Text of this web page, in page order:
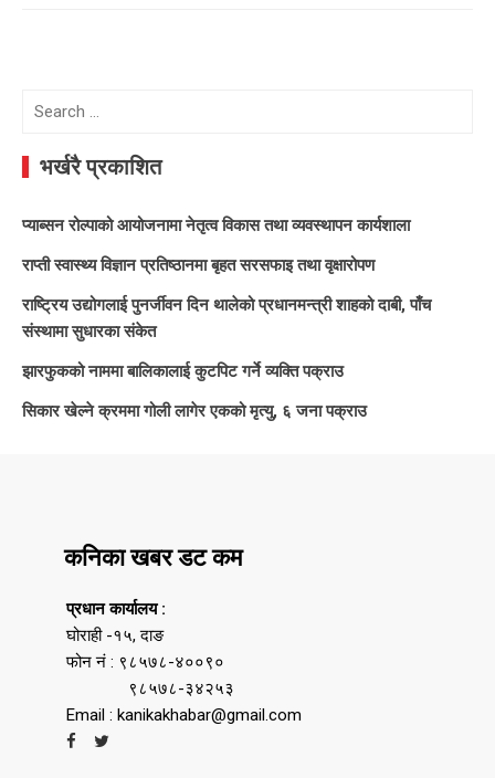
Search
भर्खरै प्रकाशित
प्याब्सन रोल्पाको आयोजनामा नेतृत्व विकास तथा व्यवस्थापन कार्यशाला
राप्ती स्वास्थ्य विज्ञान प्रतिष्ठानमा बृहत सरसफाइ तथा वृक्षारोपण
राष्ट्रिय उद्योगलाई पुनर्जीवन दिन थालेको प्रधानमन्त्री शाहको दाबी, पाँच
संस्थामा सुधारका संकेत
झारफुकको नाममा बालिकालाई कुटपिट गर्ने व्यक्ति पक्राउ
सिकार खेल्ने क्रममा गोली लागेर एकको मृत्यु, ६ जना पक्राउ
कनिका खबर डट कम
प्रधान कार्यालय :
घोराही -१५, दाङ
फोन नं : ९८५७८-४००९०
९८५७८-३४२५३
Email : kanikakhabar@gmail.com